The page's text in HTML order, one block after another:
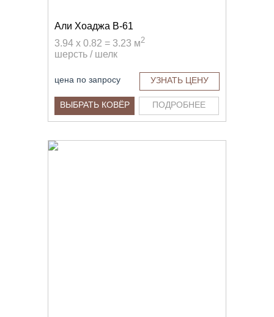
Али Хоаджа B-61
3.94 x 0.82 = 3.23 м2
шерсть / шелк
цена по запросу УЗНАТЬ ЦЕНУ
ВЫБРАТЬ КОВЁР ПОДРОБНЕЕ